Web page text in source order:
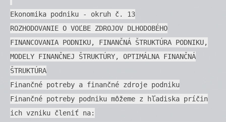
Ekonomika podniku - okruh č. 13
ROZHODOVANIE O VOĽBE ZDROJOV DLHODOBÉHO
FINANCOVANIA PODNIKU, FINANČNÁ ŠTRUKTÚRA PODNIKU,
MODELY FINANČNEJ ŠTRUKTÚRY, OPTIMÁLNA FINANČNÁ
ŠTRUKTÚRA
Finančné potreby a finančné zdroje podniku
Finančné potreby podniku môžeme z hľadiska príčin
ich vzniku členiť na: